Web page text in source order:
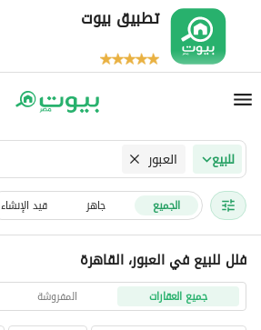
تطبيق بيوت
للبيع العبور
الجميع جاهز قيد الإنشاء
فلل للبيع في العبور، القاهرة
جميع العقارات المفروشة